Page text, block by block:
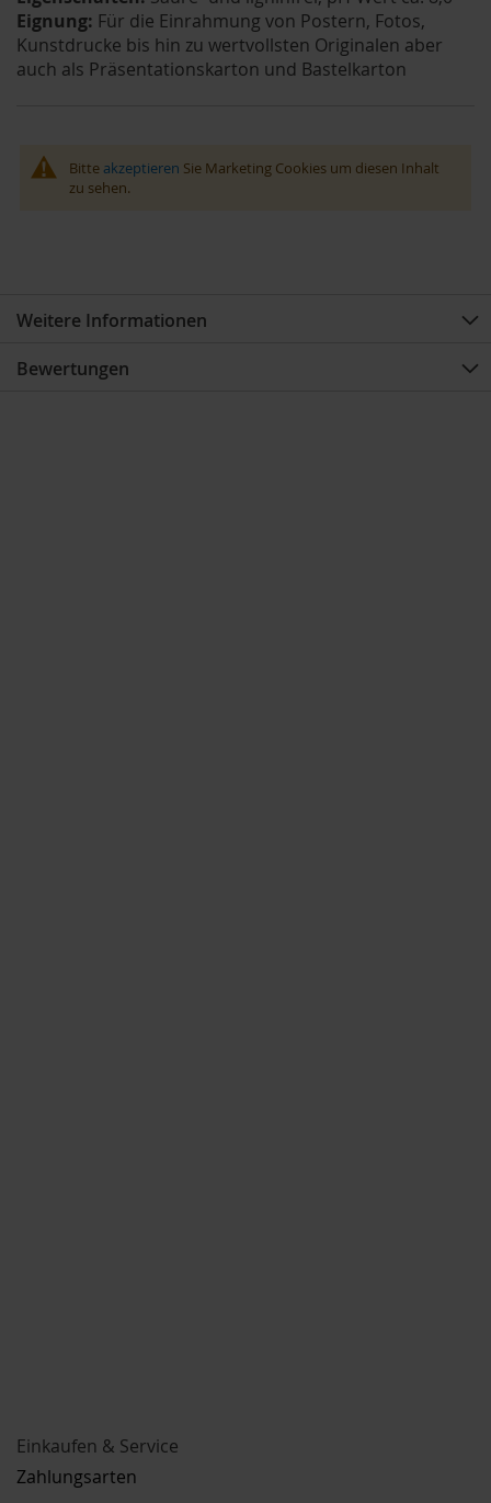
Eignung: Für die Einrahmung von Postern, Fotos,
Kunstdrucke bis hin zu wertvollsten Originalen aber
auch als Präsentationskarton und Bastelkarton
Bitte akzeptieren Sie Marketing Cookies um diesen Inhalt
zu sehen.
Weitere Informationen
Bewertungen
Einkaufen & Service
Zahlungsarten